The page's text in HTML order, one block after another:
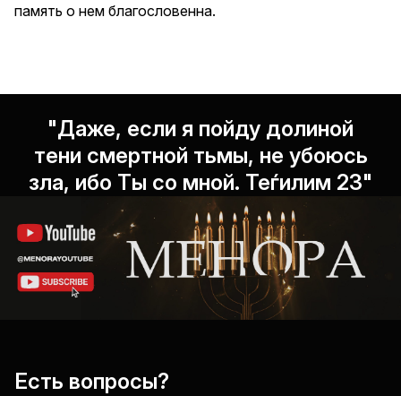
память о нем благословенна.
"Даже, если я пойду долиной
тени смертной тьмы, не убоюсь
зла, ибо Ты со мной. Теѓилим 23"
Есть вопросы?